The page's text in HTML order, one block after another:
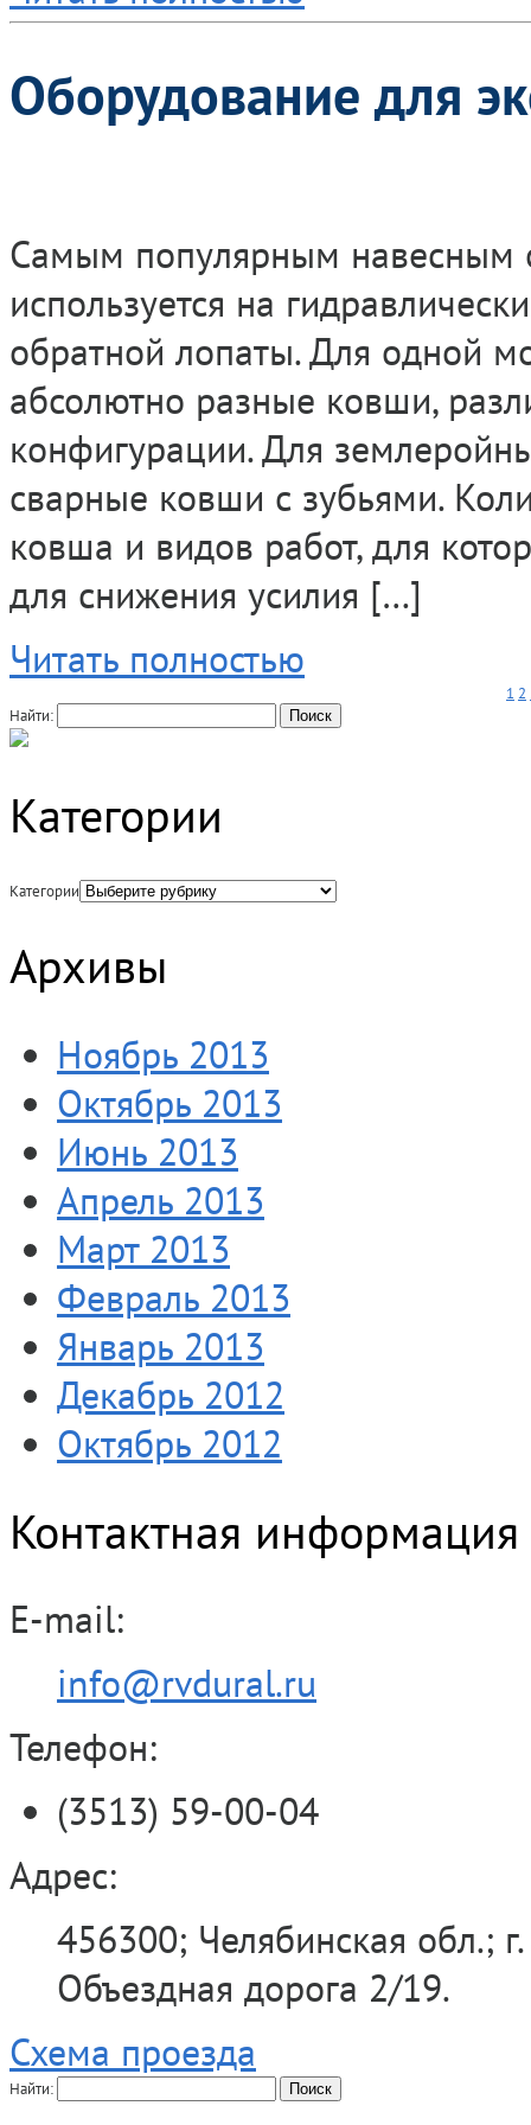
Оборудование для
Самым популярным навесным
используется на
обратной лопаты. Для одной
абсолютно разные ковши,
конфигурации. Для
сварные ковши с зубьями.
ковша и видов работ, для
для снижения усилия […]
Читать полностью
1 2
Найти:
Категории
Категории
Архивы
Ноябрь 2013
Октябрь 2013
Июнь 2013
Апрель 2013
Март 2013
Февраль 2013
Январь 2013
Декабрь 2012
Октябрь 2012
Контактная информация
E-mail:
info@rvdural.ru
Телефон:
(3513) 59-00-04
Адрес:
456300; Челябинская обл.;
Объездная дорога 2/19.
Схема проезда
Найти: